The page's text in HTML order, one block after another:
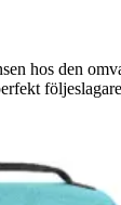
hos den